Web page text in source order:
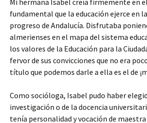
Mi hermana Isabel creía firmemente en
fundamental que la educación ejerce en
progreso de Andalucía. Disfrutaba
almerienses en el mapa del sistema
los valores de la Educación para la
fervor de sus convicciones que no era
título que podemos darle a ella es el de
Como socióloga, Isabel pudo haber
investigación o de la docencia
tenía personalidad y vocación de maestra